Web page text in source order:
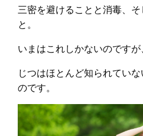
三密を避けることと消毒、
と。
いまはこれしかないのですが
じつはほとんど知られてい
のです。